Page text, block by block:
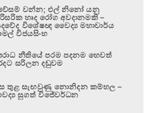
වන්න; එල් නිනෝ යනු
හෘද රෝග අවදානමකි –
විශේෂඥ වෛද්‍ය මහාචාර්ය
විජයසිංහ
නීතියේ පරම පදනම හෙවත්
සරිලන දඬුවම
තුළ සැඟවුණු නොනිදන කම්හල –
සුගත් විජේවර්ධන